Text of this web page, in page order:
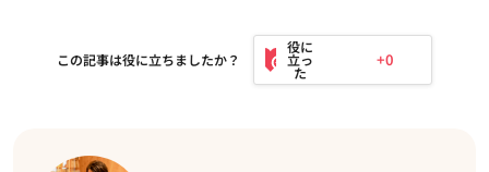
この記事は役に立ちましたか？ +0